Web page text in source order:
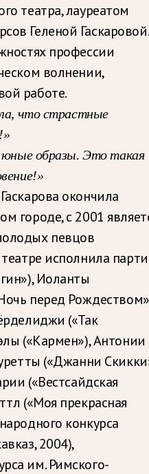
театра, лауреатом
Геленой Гаскаровой.
профессии
волнении,
работе.
что страстные
образы. Это такая
окончила
городе, с 2001
певцов
исполнила
Иоланты
перед
(«Так
(«Кармен»), Антонии
(«Джанни
(«Вестсайдская
(«Моя прекрасная
конкурса
2004),
им. Римского-